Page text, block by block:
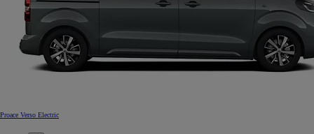
Proace Verso Electric